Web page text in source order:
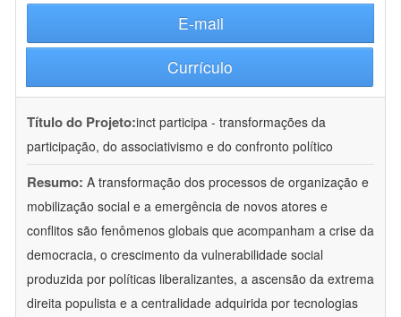
E-mail
Currículo
Título do Projeto:inct participa - transformações da
participação, do associativismo e do confronto político
Resumo: A transformação dos processos de organização e
mobilização social e a emergência de novos atores e
conflitos são fenômenos globais que acompanham a crise da
democracia, o crescimento da vulnerabilidade social
produzida por políticas liberalizantes, a ascensão da extrema
direita populista e a centralidade adquirida por tecnologias